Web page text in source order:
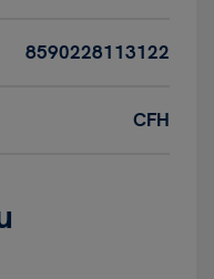
8590228113122
CFH